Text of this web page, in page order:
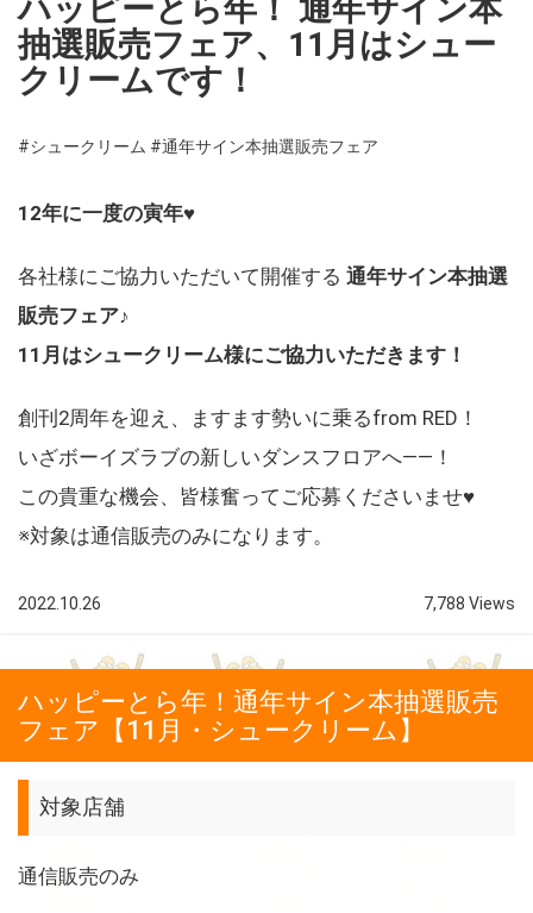
ハッピーとら年！ 通年サイン本
抽選販売フェア、11月はシュー
クリームです！
#シュークリーム #通年サイン本抽選販売フェア
12年に一度の寅年♥
各社様にご協力いただいて開催する 通年サイン本抽選
販売フェア♪
11月はシュークリーム様にご協力いただきます！
創刊2周年を迎え、ますます勢いに乗るfrom RED！
いざボーイズラブの新しいダンスフロアへ――！
この貴重な機会、皆様奮ってご応募くださいませ♥
※対象は通信販売のみになります。
2022.10.26 7,788 Views
ハッピーとら年！通年サイン本抽選販売
フェア【11月・シュークリーム】
対象店舗
通信販売のみ